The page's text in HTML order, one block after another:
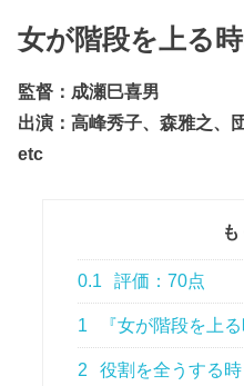
女が階段を上る
監督：成瀬巳喜男
出演：高峰秀子、森雅之、
etc
0.1 評価：70点
1 『女が階段を上
2 役割を全うする時